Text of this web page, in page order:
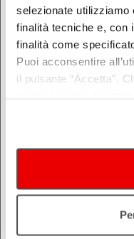
selezionate utilizziamo
finalità tecniche e, con
finalità come
Puoi acconsentire
il pulsante “Accetta”.
DOVE
Bologna